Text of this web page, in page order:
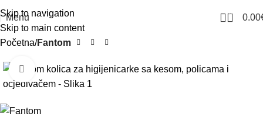
Skip to navigation
Skip to main content
Menu 0 0.00
Početna Fantom
Click to enlarge